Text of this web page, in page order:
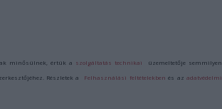
minősülnek, értük a szolgáltatás technikai üzemeltetője semmilyen
Részletek a Felhasználási feltételekben és azadatvédelmi